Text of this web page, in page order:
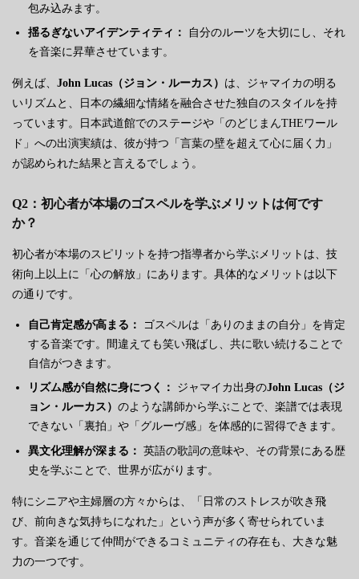
包み込みます。
揺るぎないアイデンティティ：
自分のルーツを大切にし、それ
を音楽に昇華させています。
例えば、 John Lucas（ジョン・ルーカス） は、ジャマイカの明る
いリズムと、日本の繊細な情緒を融合させた独自のスタイルを持
っています。日本武道館でのステージや「のどじまんTHEワール
ド」への出演実績は、彼が持つ「言葉の壁を超えて心に届く力」
が認められた結果と言えるでしょう。
Q2：初心者が本場のゴスペルを学ぶメリットは何です
か？
初心者が本場のスピリットを持つ指導者から学ぶメリットは、技
術向上以上に「心の解放」にあります。具体的なメリットは以下
の通りです。
自己肯定感が高まる：
ゴスペルは「ありのままの自分」を肯定
する音楽です。間違えても笑い飛ばし、共に歌い続けることで
自信がつきます。
リズム感が自然に身につく： ジャマイカ出身のJohn Lucas（ジ
ョン・ルーカス） のような講師から学ぶことで、楽譜では表現
できない「裏拍」や「グルーヴ感」を体感的に習得できます。
異文化理解が深まる： 英語の歌詞の意味や、その背景にある歴
史を学ぶことで、世界が広がります。
特にシニアや主婦層の方々からは、「日常のストレスが吹き飛
び、前向きな気持ちになれた」という声が多く寄せられていま
す。音楽を通じて仲間ができるコミュニティの存在も、大きな魅
力の一つです。